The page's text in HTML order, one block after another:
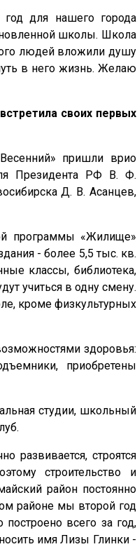
для нашего города
школы. Школа
людей вложили душу
в него жизнь. Желаю
своих первых
пришли врио
Президента РФ В. Ф.
Д. В. Асанцев,
программы «Жилище»
- более 5,5 тыс. кв.
классы, библиотека,
учиться в одну смену.
кроме физкультурных
здоровья:
приобретены
студии, школьный
развивается, строятся
строительство и
район постоянно
районе мы второй год
всего за год,
имя Лизы Глинки -